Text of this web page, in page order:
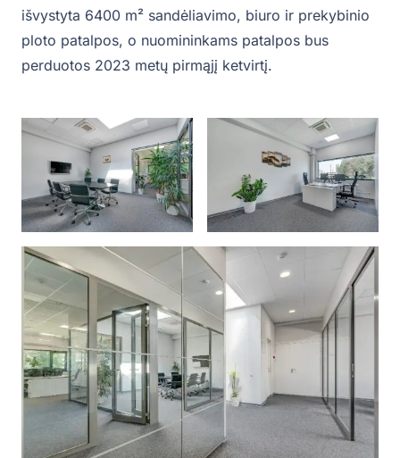
išvystyta 6400 m² sandėliavimo, biuro ir prekybinio
ploto patalpos, o nuomininkams patalpos bus
perduotos 2023 metų pirmąjį ketvirtį.